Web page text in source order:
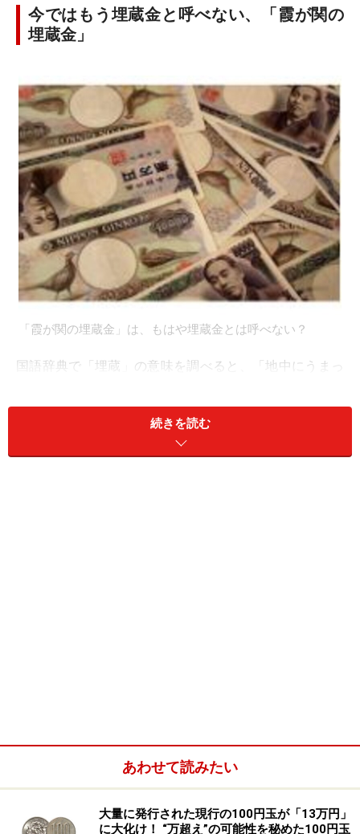
今ではもう埋蔵金と呼べない、「霞が関の
埋蔵金」
「霞が関の埋蔵金」は、もはや埋蔵金とは呼べない？
国語辞典で「埋蔵」の意味を調べると、「地中にうまっ
が密かに地中に埋めたとされる金塊もしくは金貨を「徳
川埋蔵金」と言いますが、「霞が関の埋蔵金」はこれを
倣って呼ばれるようになったのでしょう。
「霞が関の埋蔵金」と呼ばれるのは、各省庁が管理して
いる国の予算、「特別会計」のうちの余剰金や積立金の
ことです。
続きを読む
あわせて読みたい
大量に発行された現行の100円玉が「13万円」
に大化け！ “万超え”の可能性を秘めた100円玉